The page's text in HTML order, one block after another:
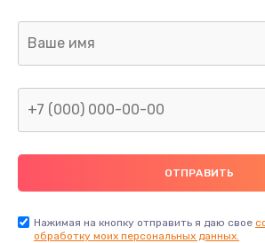
Заказать
Ремонт капиллярной
400 руб.
Заказать
Нажимая на кнопку отправить я даю свое
обработку моих персональных данных.